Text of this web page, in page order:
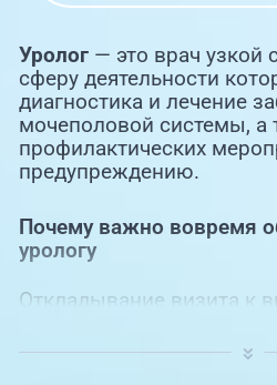
Уролог— это врач узкой
сферу деятельности
диагностика и лечение
мочеполовой системы, а
профилактических
предупреждению.
Почему важно вовремя
урологу
Откладывание визита к
более тяжелым, чем